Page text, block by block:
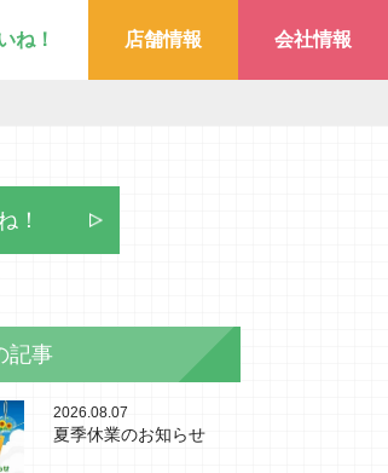
ね！ 店舗情報 会社情報
！
記事
2026.08.07
夏季休業のお知らせ